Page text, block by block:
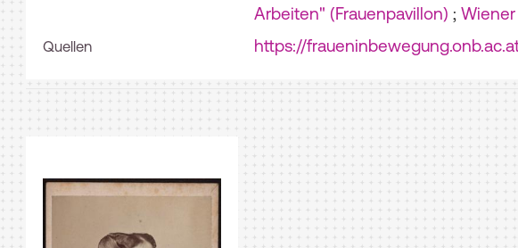
Arbeiten" (Frauenpavillon) ;
Quellen https://